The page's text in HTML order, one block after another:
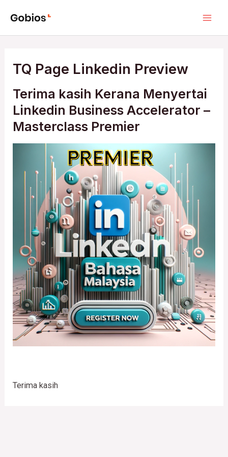
content
TQ Page Linkedin Preview
Terima kasih Kerana Menyertai
Linkedin Business Accelerator –
Masterclass Premier
Terima kasih